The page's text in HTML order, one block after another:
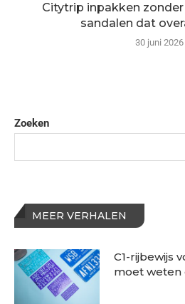
Citytrip inpakken
sandalen dat
30 juni 2026
Zoeken
MEER VERHALEN
C1-rijbewijs
moet